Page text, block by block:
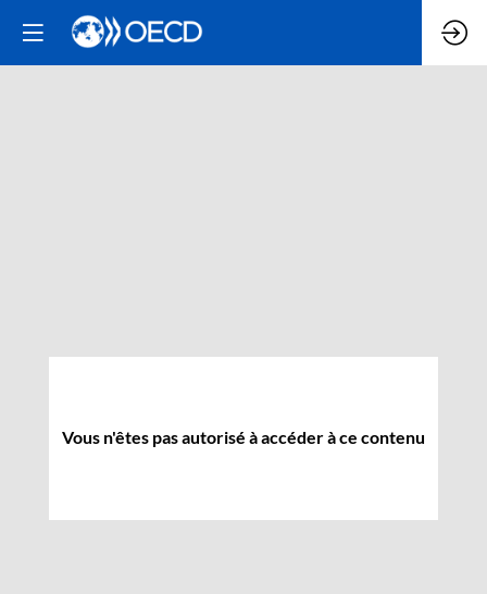
Vous n'êtes pas autorisé à accéder à ce contenu